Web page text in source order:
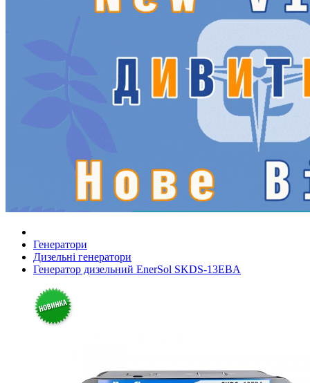
Генератори
Дизельні генератори
Генератор дизельний EnerSol SKDS-13EBA